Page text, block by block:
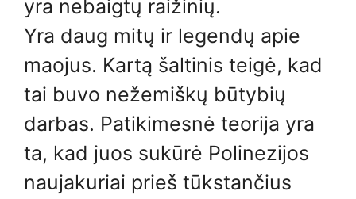
yra nebaigtų raižinių.
Yra daug mitų ir legendų apie
maojus. Kartą šaltinis teigė, kad
tai buvo nežemiškų būtybių
darbas. Patikimesnė teorija yra
ta, kad juos sukūrė Polinezijos
naujakuriai prieš tūkstančius